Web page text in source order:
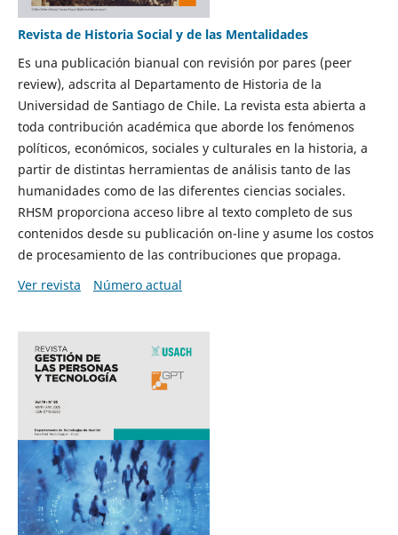
Revista de Historia Social y de las Mentalidades
Es una publicación bianual con revisión por pares (peer
review), adscrita al Departamento de Historia de la
Universidad de Santiago de Chile. La revista esta abierta a
toda contribución académica que aborde los fenómenos
políticos, económicos, sociales y culturales en la historia, a
partir de distintas herramientas de análisis tanto de las
humanidades como de las diferentes ciencias sociales.
RHSM proporciona acceso libre al texto completo de sus
contenidos desde su publicación on-line y asume los costos
de procesamiento de las contribuciones que propaga.
Ver revista
Número actual